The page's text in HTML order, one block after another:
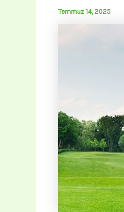
Temmuz 14, 2025